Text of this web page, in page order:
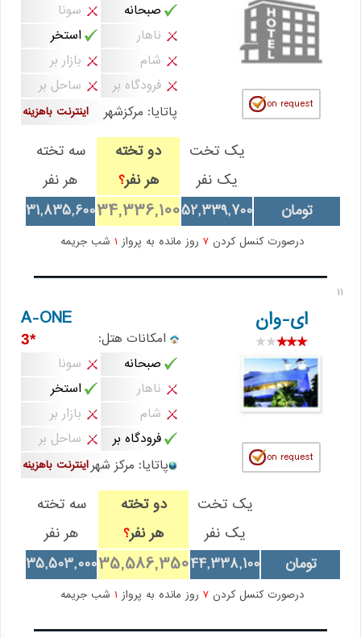
صبحانه
سونا
ناهار
استخر
شام
بازار بر
فرودگاه بر
ساحل بر
اینترنت باهزینه پاتایا: مرکزشهر
یک تخت
یک نفر
دو تخته
هر نفر؟
سه تخته
هر نفر
تومان
52,339,700
34,336,100
31,835,600
درصورت کنسل کردن 7 روز مانده به پرواز شب جریمه
11
ای-وان A-ONE
امکانات هتل: *3
صبحانه
سونا
ناهار
استخر
شام
بازار بر
فرودگاه بر
ساحل بر
اینترنت باهزینهپاتایا: مرکز شهر
یک تخت
یک نفر
دو تخته
هر نفر؟
سه تخته
هر نفر
تومان
44,338,100
35,586,350
35,503,000
درصورت کنسل کردن 7 روز مانده به پرواز شب جریمه